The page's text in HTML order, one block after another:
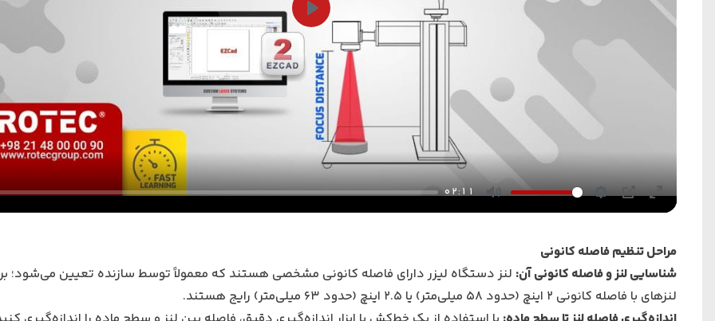
02:11
Mute Settings
PIP Enter
Play
مراحل تنظیم فاصله کانونی
شناسایی لنز و فاصله کانونی آن: لنز دستگاه لیزردارای فاصله کانونی مشخصی هستند که معمولاً توسط سازنده تعیین می‌شود؛
لنزهای با فاصله کانونی ۲ اینچ (حدود ۵۸ میلی‌متر) یا ۲.۵ اینچ (حدود ۶۳ میلی‌متر) رایج هستند.